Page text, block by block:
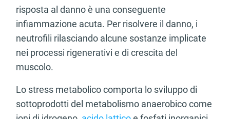
risposta al danno è una conseguente
infiammazione acuta. Per risolvere il danno, i
neutrofili rilasciando alcune sostanze implicate
nei processi rigenerativi e di crescita del
muscolo.
Lo stress metabolico comporta lo sviluppo di
sottoprodotti del metabolismo anaerobico come